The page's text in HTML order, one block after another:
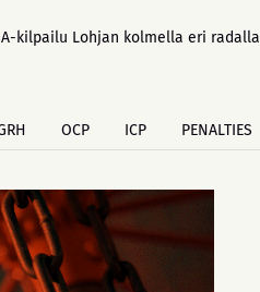
kilpailu Lohjan kolmella eri radalla
OCP ICP PENALTIES